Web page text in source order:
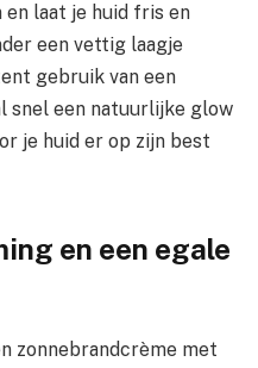
laat je huid fris en
een vettig laagje
gebruik van een
snel een natuurlijke glow
je huid er op zijn best
en een egale
zonnebrandcrème met